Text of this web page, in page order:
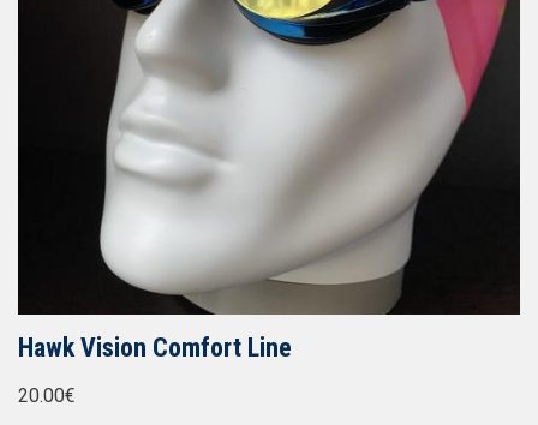
Hawk Vision Comfort Line
20.00€